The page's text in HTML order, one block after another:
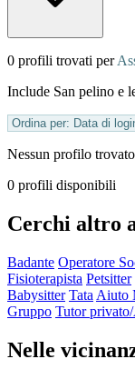
0 profili trovati per
Include San pelino e
Nessun profilo
0 profili disponibili
Cerchi altro
Badante Operatore
Fisioterapista Petsitter
Babysitter Tata Aiuto
Gruppo Tutor
Nelle